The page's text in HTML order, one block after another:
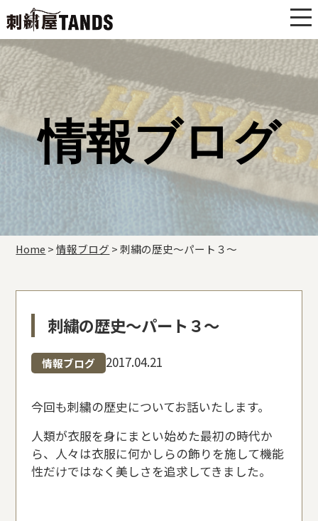
情報ブログ
Home >情報ブログ >刺繍の歴史〜パート３〜
刺繍の歴史〜パート３〜
情報ブログ 2017.04.21
今回も刺繍の歴史についてお話いたします。
人類が衣服を身にまとい始めた最初の時代か
ら、人々は衣服に何かしらの飾りを施して機能
性だけではなく美しさを追求してきました。